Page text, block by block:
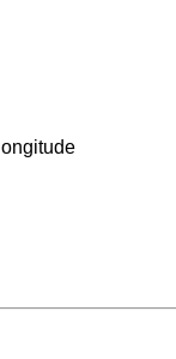
longitude